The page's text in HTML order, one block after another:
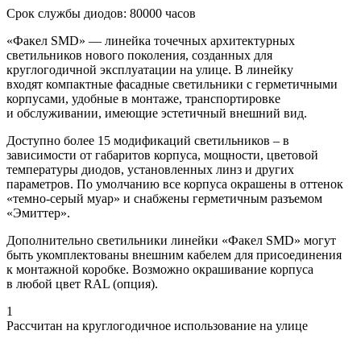
Срок службы диодов: 80000 часов
«Факел SMD» — линейка точечных архитектурных
светильников нового поколения, созданных для
круглогодичной эксплуатации на улице. В линейку
входят компактные фасадные светильники с герметичными
корпусами, удобные в монтаже, транспортировке
и обслуживании, имеющие эстетичный внешний вид.
Доступно более 15 модификаций светильников – в
зависимости от габаритов корпуса, мощности, цветовой
температуры диодов, установленных линз и других
параметров. По умолчанию все корпуса окрашены в оттенок
«темно-серый муар» и снабжены герметичным разъемом
«Эмиттер».
Дополнительно светильники линейки «Факел SMD» могут
быть укомплектованы внешним кабелем для присоединения
к монтажной коробке. Возможно окрашивание корпуса
в любой цвет RAL (опция).
1
Рассчитан на круглогодичное использование на улице